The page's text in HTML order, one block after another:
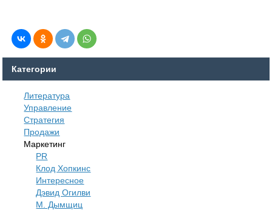
Категории
Литература
Управление
Стратегия
Продажи
Маркетинг
PR
Клод Хопкинс
Интересное
Дэвид Огилви
М. Дымщиц